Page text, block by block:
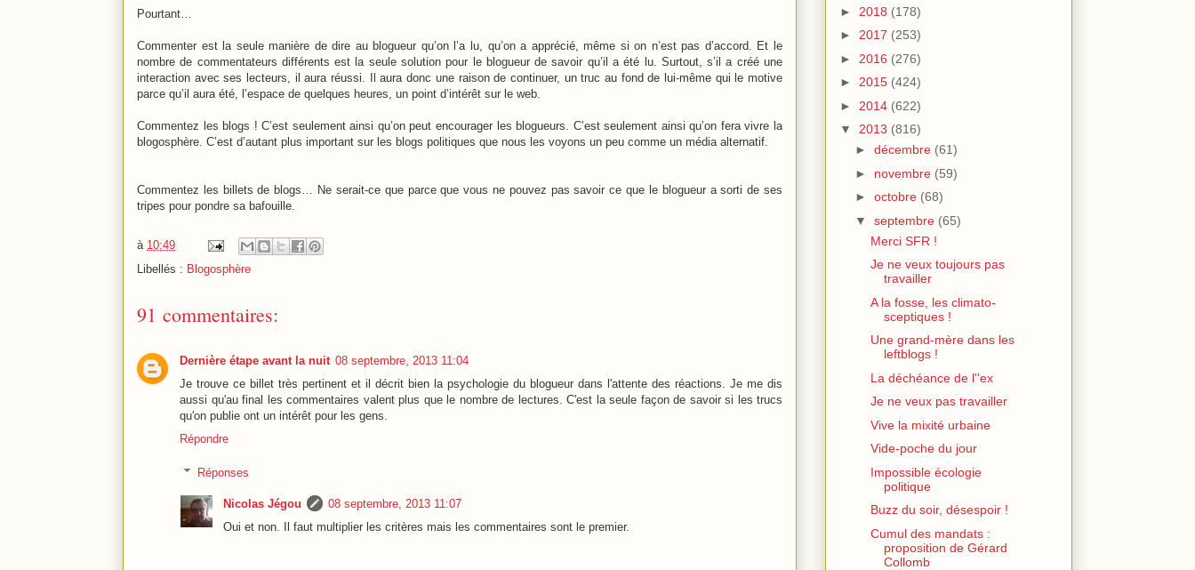
Pourtant…
Commenter est la seule manière de dire au blogueur qu’on l’a lu, qu’on a apprécié, même si on n’est pas d’accord. Et le
nombre de commentateurs différents est la seule solution pour le blogueur de savoir qu’il a été lu. Surtout, s’il a créé une
interaction avec ses lecteurs, il aura réussi. Il aura donc une raison de continuer, un truc au fond de lui-même qui le motive
parce qu’il aura été, l’espace de quelques heures, un point d’intérêt sur le web.
Commentez les blogs ! C’est seulement ainsi qu’on peut encourager les blogueurs. C’est seulement ainsi qu’on fera vivre la
blogosphère. C’est d’autant plus important sur les blogs politiques que nous les voyons un peu comme un média alternatif.
Commentez les billets de blogs… Ne serait-ce que parce que vous ne pouvez pas savoir ce que le blogueur a sorti de ses
tripes pour pondre sa bafouille.
à 10:49
Libellés : Blogosphère
91 commentaires:
Dernière étape avant la nuit 08 septembre, 2013 11:04
Je trouve ce billet très pertinent et il décrit bien la psychologie du blogueur dans l'attente des réactions. Je me dis
aussi qu'au final les commentaires valent plus que le nombre de lectures. C'est la seule façon de savoir si les trucs
qu'on publie ont un intérêt pour les gens.
Répondre
Réponses
Nicolas Jégou
08 septembre, 2013 11:07
Oui et non. Il faut multiplier les critères mais les commentaires sont le premier.
► 2018 (178)
► 2017 (253)
► 2016 (276)
► 2015 (424)
► 2014 (622)
▼ 2013 (816)
► décembre (61)
► novembre (59)
► octobre (68)
▼ septembre (65)
Merci SFR !
Je ne veux toujours pas
travailler
A la fosse, les climato-
sceptiques !
Une grand-mère dans les
leftblogs !
La déchéance de l''ex
Je ne veux pas travailler
Vive la mixité urbaine
Vide-poche du jour
Impossible écologie
politique
Buzz du soir, désespoir !
Cumul des mandats :
proposition de Gérard
Collomb